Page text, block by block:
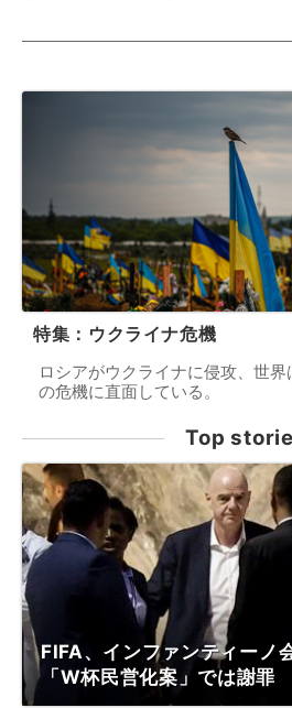
特集：ウクライナ危機
ロシアがウクライナに侵攻、世
の危機に直面している。
Top
FIFA、インファンティーノ
「W杯民営化案」では謝罪